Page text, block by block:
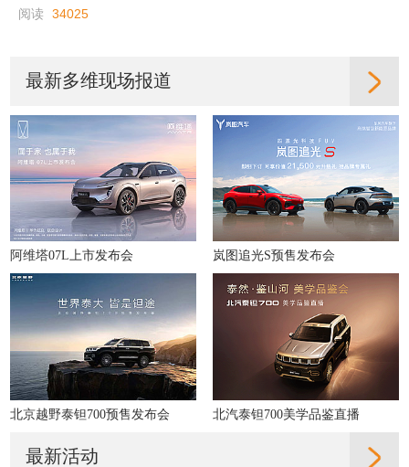
阅读 34025
最新多维现场报道
阿维塔07L上市发布会 岚图追光S预售发布会
北京越野泰钽700预售发布会 北汽泰钽700美学品鉴直播
最新活动